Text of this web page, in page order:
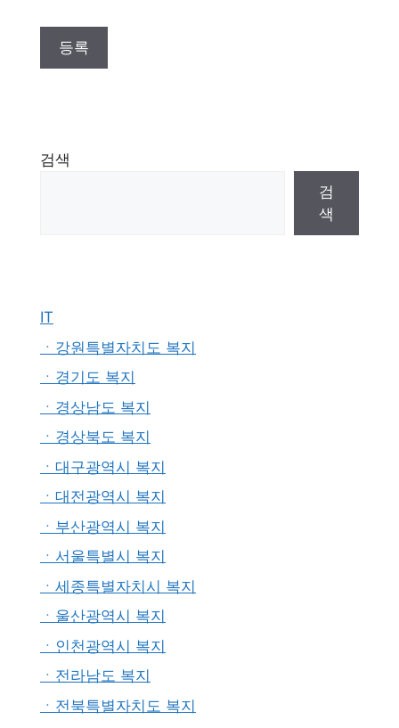
검색
검
색
IT
ㆍ강원특별자치도 복지
ㆍ경기도 복지
ㆍ경상남도 복지
ㆍ경상북도 복지
ㆍ대구광역시 복지
ㆍ대전광역시 복지
ㆍ부산광역시 복지
ㆍ서울특별시 복지
ㆍ세종특별자치시 복지
ㆍ울산광역시 복지
ㆍ인천광역시 복지
ㆍ전라남도 복지
ㆍ전북특별자치도 복지